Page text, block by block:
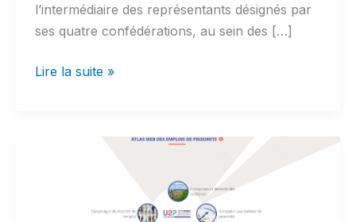
l’intermédiaire des représentants désignés par
ses quatre confédérations, au sein des […]
Santé
Lire la suite »